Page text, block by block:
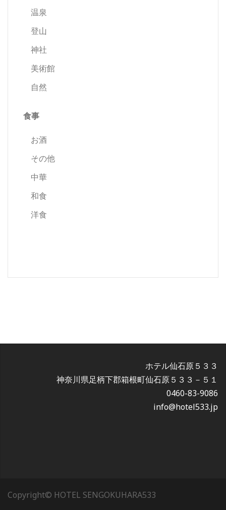
温泉
登山
神社
美術館
自然
食事
お酒
その他
中華
和食
洋食
ホテル仙石原５３３
神奈川県足柄下郡箱根町仙石原５３３－５１
0460-83-9086
info@hotel533.jp